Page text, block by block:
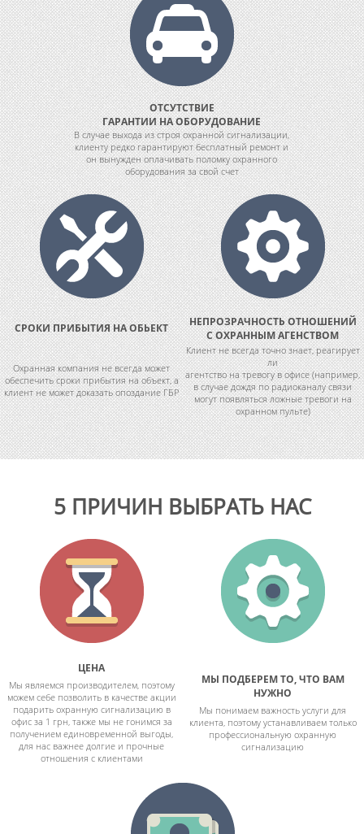
ОТСУТСТВИЕ
ГАРАНТИИ НА ОБОРУДОВАНИЕ
В случае выхода из строя охранной сигнализации,
клиенту редко гарантируют бесплатный ремонт и
он вынужден оплачивать поломку охранного
оборудования за свой счет
СРОКИ ПРИБЫТИЯ НА ОБЬЕКТ
НЕПРОЗРАЧНОСТЬ ОТНОШЕНИЙ
С ОХРАННЫМ АГЕНСТВОМ
Охранная компания не всегда может
обеспечить сроки прибытия на объект, а
клиент не может доказать опоздание ГБР
Клиент не всегда точно знает, реагирует
ли
агентство на тревогу в офисе (например,
в случае дождя по радиоканалу связи
могут появляться ложные тревоги на
охранном пульте)
5 ПРИЧИН ВЫБРАТЬ НАС
ЦЕНА
Мы являемся производителем, поэтому
можем себе позволить в качестве акции
подарить охранную сигнализацию в
офис за 1 грн, также мы не гонимся за
получением единовременной выгоды,
для нас важнее долгие и прочные
отношения с клиентами
МЫ ПОДБЕРЕМ ТО, ЧТО ВАМ
НУЖНО
Мы понимаем важность услуги для
клиента, поэтому устанавливаем только
профессиональную охранную
сигнализацию